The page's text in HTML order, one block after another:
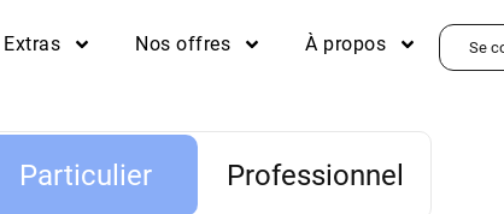
Extras Nos offres À propos Se
Particulier Professionnel
Particulier